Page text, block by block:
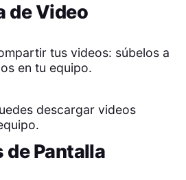
de Video
tus videos: súbelos a
en tu equipo.
descargar videos
de Pantalla